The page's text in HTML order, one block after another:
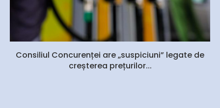
Consiliul Concurenței are „suspiciuni” legate de
creșterea prețurilor...